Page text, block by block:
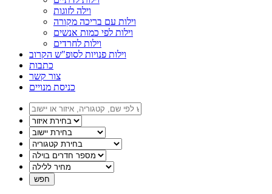
וילה לזוגות
וילות עם בריכה מקורה
וילות לפי כמות אנשים
וילות לחרדים
וילות פנויות לסופ"ש הקרוב
כתבות
צור קשר
כניסת מנויים